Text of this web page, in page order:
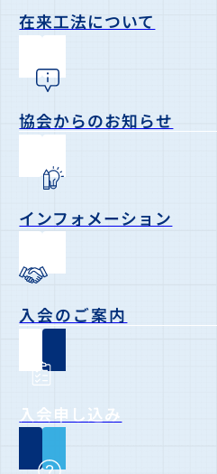
在来工法について
協会からのお知らせ
インフォメーション
入会のご案内
入会申し込み